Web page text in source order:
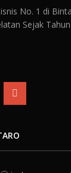
No. 1 di
Sejak